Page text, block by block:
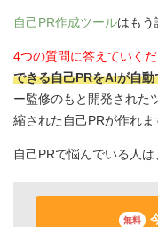
自己PR作成ツールはもう
4つの質問に答えていく
できる自己PRをAIが自
ー監修のもと開発された
縮された自己PRが作れま
自己PRで悩んでいる人
無料